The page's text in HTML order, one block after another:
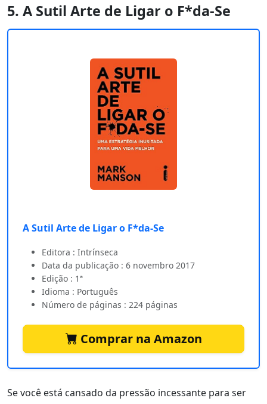
5. A Sutil Arte de Ligar o F*da-Se
A Sutil Arte de Ligar o F*da-Se
Editora : Intrínseca
Data da publicação : 6 novembro 2017
Edição : 1ª
Idioma : Português
Número de páginas : 224 páginas
Comprar na Amazon
Se você está cansado da pressão incessante para ser